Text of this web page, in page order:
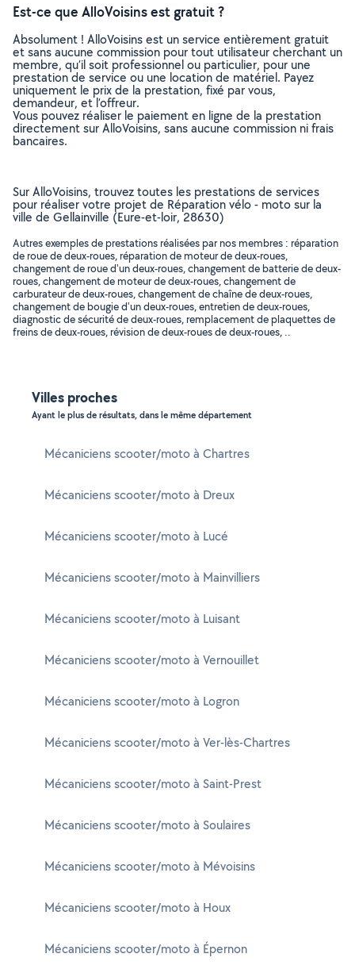
Est-ce que AlloVoisins est gratuit ?
Absolument ! AlloVoisins est un service entièrement gratuit
et sans aucune commission pour tout utilisateur cherchant un
membre, qu’il soit professionnel ou particulier, pour une
prestation de service ou une location de matériel. Payez
uniquement le prix de la prestation, fixé par vous,
demandeur, et l’offreur.
Vous pouvez réaliser le paiement en ligne de la prestation
directement sur AlloVoisins, sans aucune commission ni frais
bancaires.
Sur AlloVoisins, trouvez toutes les prestations de services
pour réaliser votre projet de Réparation vélo - moto sur la
ville de Gellainville (Eure-et-loir, 28630)
Autres exemples de prestations réalisées par nos membres : réparation
de roue de deux-roues, réparation de moteur de deux-roues,
changement de roue d'un deux-roues, changement de batterie de deux-
roues, changement de moteur de deux-roues, changement de
carburateur de deux-roues, changement de chaîne de deux-roues,
changement de bougie d'un deux-roues, entretien de deux-roues,
diagnostic de sécurité de deux-roues, remplacement de plaquettes de
freins de deux-roues, révision de deux-roues de deux-roues, ..
Villes proches
Ayant le plus de résultats, dans le même département
Mécaniciens scooter/moto à Chartres
Mécaniciens scooter/moto à Dreux
Mécaniciens scooter/moto à Lucé
Mécaniciens scooter/moto à Mainvilliers
Mécaniciens scooter/moto à Luisant
Mécaniciens scooter/moto à Vernouillet
Mécaniciens scooter/moto à Logron
Mécaniciens scooter/moto à Ver-lès-Chartres
Mécaniciens scooter/moto à Saint-Prest
Mécaniciens scooter/moto à Soulaires
Mécaniciens scooter/moto à Mévoisins
Mécaniciens scooter/moto à Houx
Mécaniciens scooter/moto à Épernon